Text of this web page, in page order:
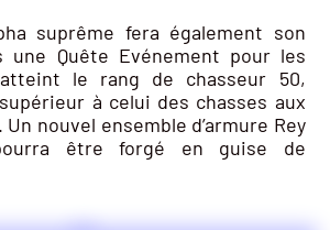
suprême fera également son
une Quête Evénement pour les
le rang de chasseur 50,
à celui des chasses aux
nouvel ensemble d’armure Rey
être forgé en guise de